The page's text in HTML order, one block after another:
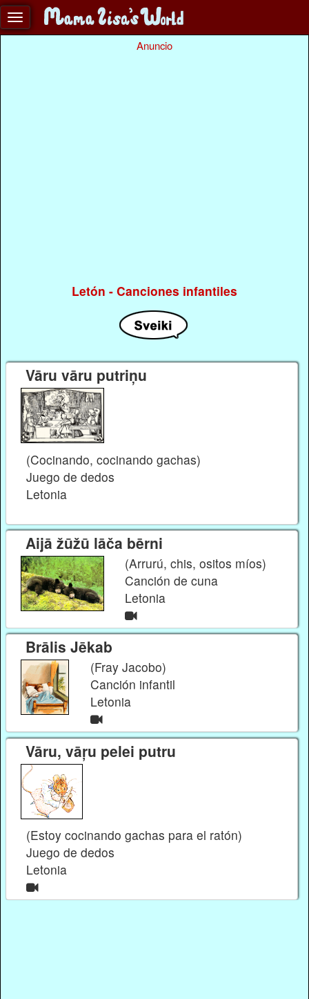
Anuncio
Letón - Canciones infantiles
Vāru vāru putriņu
(Cocinando, cocinando gachas)
Juego de dedos
Letonia
Aijā žūžū lāča bērni
(Arrurú, chis, ositos míos)
Canción de cuna
Letonia
Brālis Jēkab
(Fray Jacobo)
Canción infantil
Letonia
Vāru, vāŗu pelei putru
(Estoy cocinando gachas para el ratón)
Juego de dedos
Letonia